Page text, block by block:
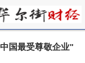
国最受尊敬企业"